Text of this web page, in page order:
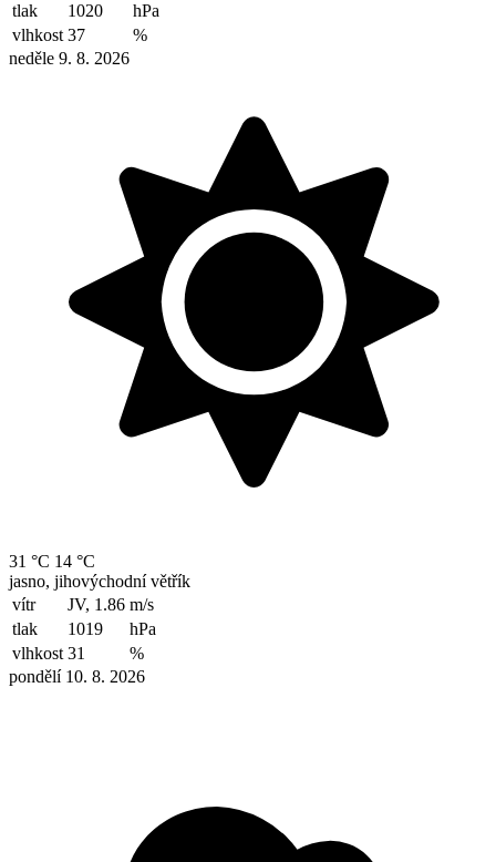
tlak
1020
hPa
vlhkost 37
%
neděle 9. 8. 2026
31 °C 14 °C
jasno, jihovýchodní větřík
vítr
JV, 1.86 m/s
tlak
1019
hPa
vlhkost 31
%
pondělí 10. 8. 2026